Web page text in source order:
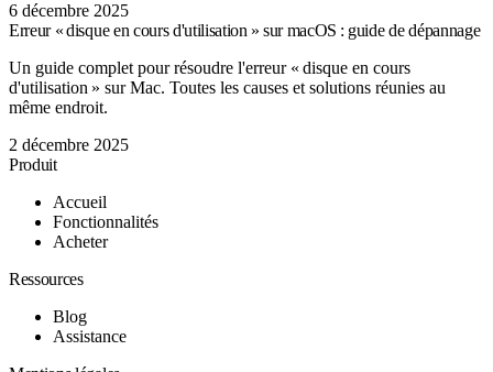
6 décembre 2025
Erreur « disque en cours d'utilisation » sur macOS : guide de dépannage
Un guide complet pour résoudre l'erreur « disque en cours
d'utilisation » sur Mac. Toutes les causes et solutions réunies au
même endroit.
2 décembre 2025
Produit
Accueil
Fonctionnalités
Acheter
Ressources
Blog
Assistance